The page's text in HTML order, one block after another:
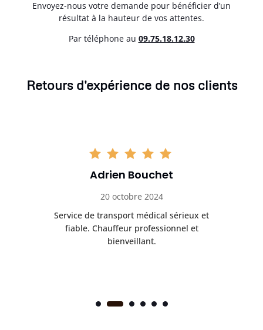
Envoyez-nous votre demande pour bénéficier d’un
résultat à la hauteur de vos attentes.
Par téléphone au 09.75.18.12.30
Retours d'expérience de nos clients
Adrien Bouchet
20 octobre 2024
Service de transport médical sérieux et
fiable. Chauffeur professionnel et
bienveillant.